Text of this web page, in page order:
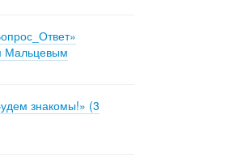
Мальцевым
знакомы!» (3